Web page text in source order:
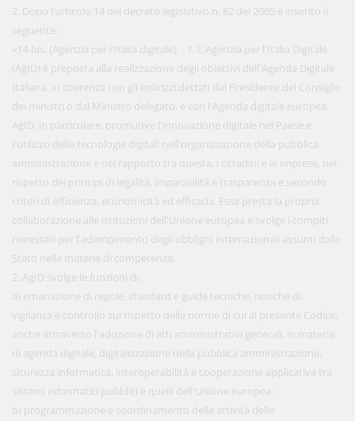
2. Dopo l'articolo 14 del decreto legislativo n. 82 del 2005 è inserito il
seguente:
«14-bis. (Agenzia per l'Italia digitale). - 1. L'Agenzia per l'Italia Digitale
(AgID) è preposta alla realizzazione degli obiettivi dell'Agenda Digitale
Italiana, in coerenza con gli indirizzi dettati dal Presidente del Consiglio
dei ministri o dal Ministro delegato, e con l'Agenda digitale europea.
AgID, in particolare, promuove l'innovazione digitale nel Paese e
l'utilizzo delle tecnologie digitali nell'organizzazione della pubblica
amministrazione e nel rapporto tra questa, i cittadini e le imprese, nel
rispetto dei principi di legalità, imparzialità e trasparenza e secondo
criteri di efficienza, economicità ed efficacia. Essa presta la propria
collaborazione alle istituzioni dell'Unione europea e svolge i compiti
necessari per l'adempimento degli obblighi internazionali assunti dallo
Stato nelle materie di competenza.
2. AgID svolge le funzioni di:
a) emanazione di regole, standard e guide tecniche, nonché di
vigilanza e controllo sul rispetto delle norme di cui al presente Codice,
anche attraverso l'adozione di atti amministrativi generali, in materia
di agenda digitale, digitalizzazione della pubblica amministrazione,
sicurezza informatica, interoperabilità e cooperazione applicativa tra
sistemi informatici pubblici e quelli dell'Unione europea;
b) programmazione e coordinamento delle attività delle